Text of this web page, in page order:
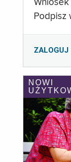
Podpisz
ZALOGUJ
NOWI